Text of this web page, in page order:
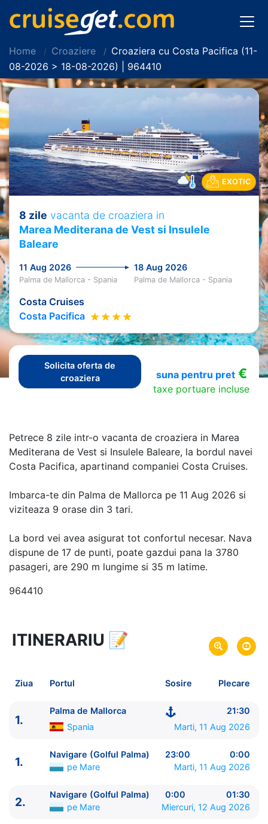
Home Croaziere
Croaziera cu Costa Pacifica (11-
08-2026 > 18-08-2026) | 964410
EXOTIC
8 zile vacanta de croaziera in
Marea Mediterana de Vest si Insulele
Baleare
11 Aug 2026 18 Aug 2026
Palma de Mallorca - Spania Palma de Mallorca - Spania
Costa Cruises
Costa Pacifica
Solicita oferta de
croaziera
suna pentru pret€
taxe portuare incluse
Petrece 8 zile intr-o vacanta de croaziera in Marea
Mediterana de Vest si Insulele Baleare, la bordul navei
Costa Pacifica, apartinand companiei Costa Cruises.
Imbarca-te din Palma de Mallorca pe 11 Aug 2026 si
viziteaza 9 orase din 3 tari.
La bord vei avea asigurat tot confortul necesar. Nava
dispune de 17 de punti, poate gazdui pana la 3780
pasageri, are 290 m lungime si 35 m latime.
964410
8 zile vacanta de croaziera in
Marea Mediterana de Vest si Insulele Baleare -
link
Sosire pe 18 Aug 2026 in Palma de Mallorca, Spania
Costa Cruises
Costa Pacifica★★★★
ITINERARIU 📝
Ziua Portul Sosire Plecare
1.
Palma de Mallorca
21:30
Spania
Marti, 11 Aug 2026
1.
Navigare (Golful Palma) 23:00
0:00
pe Mare
Marti, 11 Aug 2026
2.
Navigare (Golful Palma) 0:00
01:30
pe Mare
Miercuri, 12 Aug 2026